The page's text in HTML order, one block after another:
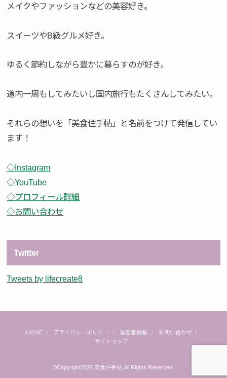
メイクやファッションなどの美容好き。
スイーツやB級グルメ好き。
ゆるく節約しながら豊かに暮らすのが好き。
道内一周もしてみたいし国内旅行もたくさんしてみたい。
それらの想いを「美食住手帖」と名前をつけて発信してい
ます！
◇Instagram
◇YouTube
◇プロフィール詳細
◇お問い合わせ
Twitter
Tweets by lifecreate8
HOME プライバシーポリシー 運営者情報
お問い合わせ
サイトマップ
©Copyright2026美食住手帖 .All Rights Reserved.